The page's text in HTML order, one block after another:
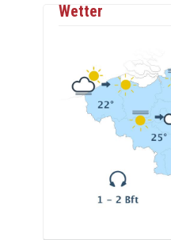
Wetter